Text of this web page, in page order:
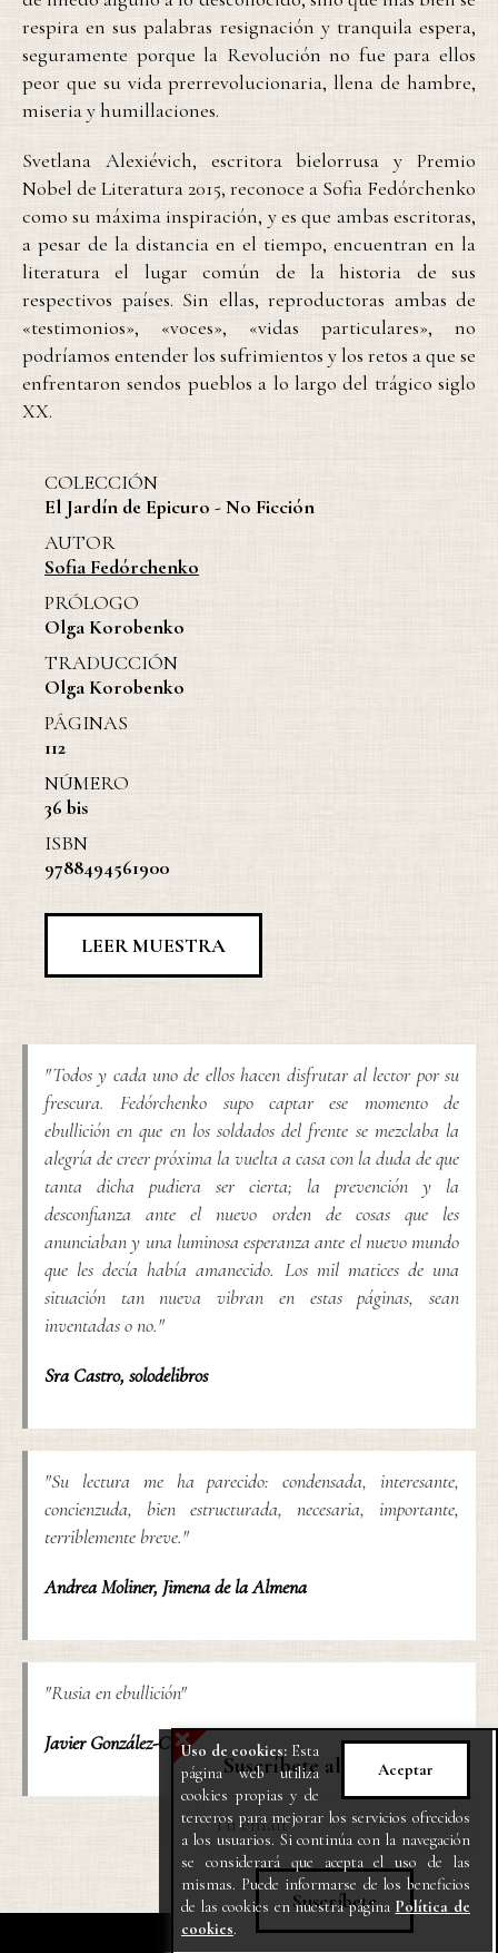
respira en sus palabras resignación y tranquila espera,
seguramente porque la Revolución no fue para ellos
peor que su vida prerrevolucionaria, llena de hambre,
miseria y humillaciones.
Svetlana Alexiévich, escritora bielorrusa y Premio
Nobel de Literatura 2015, reconoce a Sofia Fedórchenko
como su máxima inspiración, y es que ambas escritoras,
a pesar de la distancia en el tiempo, encuentran en la
literatura el lugar común de la historia de sus
respectivos países. Sin ellas, reproductoras ambas de
«testimonios», «voces», «vidas particulares», no
podríamos entender los sufrimientos y los retos a que se
enfrentaron sendos pueblos a lo largo del trágico siglo
XX.
COLECCIÓN
El Jardín de Epicuro - No Ficción
AUTOR
Sofia Fedórchenko
PRÓLOGO
Olga Korobenko
TRADUCCIÓN
Olga Korobenko
PÁGINAS
112
NÚMERO
36 bis
ISBN
9788494561900
LEER MUESTRA
"Todos y cada uno de ellos hacen disfrutar al lector por su
frescura. Fedórchenko supo captar ese momento de
ebullición en que en los soldados del frente se mezclaba la
alegría de creer próxima la vuelta a casa con la duda de que
tanta dicha pudiera ser cierta; la prevención y la
desconfianza ante el nuevo orden de cosas que les
anunciaban y una luminosa esperanza ante el nuevo mundo
que les decía había amanecido. Los mil matices de una
situación tan nueva vibran en estas páginas, sean
inventadas o no."
Sra Castro, solodelibros
"Su lectura me ha parecido: condensada, interesante,
concienzuda, bien estructurada, necesaria, importante,
terriblemente breve."
Andrea Moliner, Jimena de la Almena
"Rusia en ebullición"
Javier González-Cotta, Diario de Sevilla
X
Suscríbete al Newsletter
Hermida editores © 2026
Aceptar
Uso de cookies: Esta
página web utiliza
cookies propias y de
terceros para mejorar los servicios ofrecidos
a los usuarios. Si continúa con la navegación
se considerará que acepta el uso de las
mismas. Puede informarse de los beneficios
de las cookies en nuestra página Política de
cookies.